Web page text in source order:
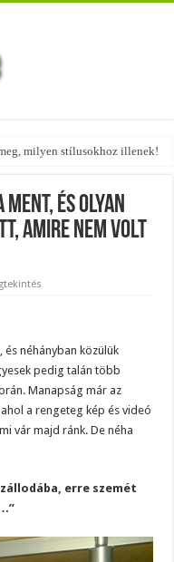
milyen stílusokhoz illenek!
és olyan
amire nem volt
néhányban közülük
pedig talán több
Manapság már az
a rengeteg kép és videó
vár majd ránk. De néha
erre szemét